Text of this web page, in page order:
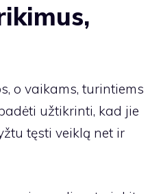
o vaikams, turintiems
užtikrinti, kad jie
tęsti veiklą net ir